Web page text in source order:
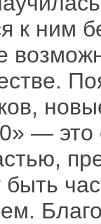
к ним
—